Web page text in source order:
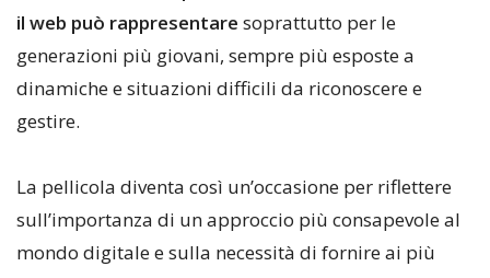
il web può rappresentare soprattutto per le
generazioni più giovani, sempre più esposte a
dinamiche e situazioni difficili da riconoscere e
gestire.
La pellicola diventa così un’occasione per riflettere
sull’importanza di un approccio più consapevole al
mondo digitale e sulla necessità di fornire ai più